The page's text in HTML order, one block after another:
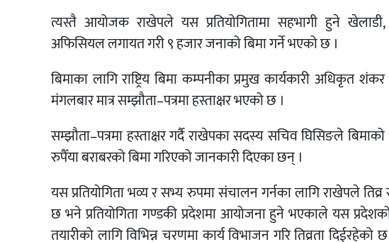
त्यस्तै आयोजक राखेपले यस प्रतियोगितामा सहभागी हुने खेलाडी,
अफिसियल लगायत गरी ९ हजार जनाको बिमा गर्ने भएको छ ।
बिमाका लागि राष्ट्रिय बिमा कम्पनीका प्रमुख कार्यकारी अधिकृत
मंगलबार मात्र सम्झौता–पत्रमा हस्ताक्षर भएको छ ।
सम्झौता–पत्रमा हस्ताक्षर गर्दै राखेपका सदस्य सचिव घिसिङले
रुपैँया बराबरको बिमा गरिएको जानकारी दिएका छन् ।
यस प्रतियोगिता भव्य र सभ्य रुपमा संचालन गर्नका लागि राखेपले
छ भने प्रतियोगिता गण्डकी प्रदेशमा आयोजना हुने भएकाले यस
तयारीको लागि विभिन्न चरणमा कार्य विभाजन गरि तिव्रता